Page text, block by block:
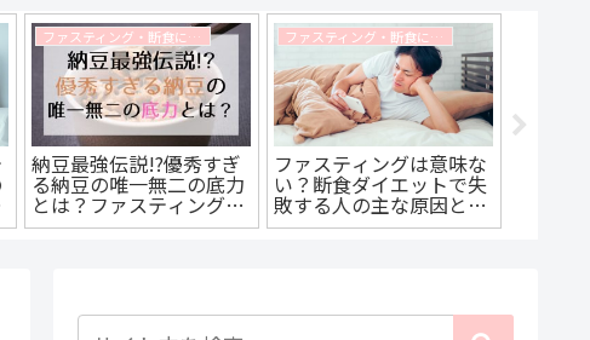
ファスティング・断食に関するコラム
納豆最強伝説!?優秀すぎ
る納豆の唯一無二の底力
とは？ファスティングマ
イスターがダイエット効
ファスティング・断食に関するコラム
ファスティングは意味な
い？断食ダイエットで失
敗する人の主な原因と共
通点とは？ファスティン